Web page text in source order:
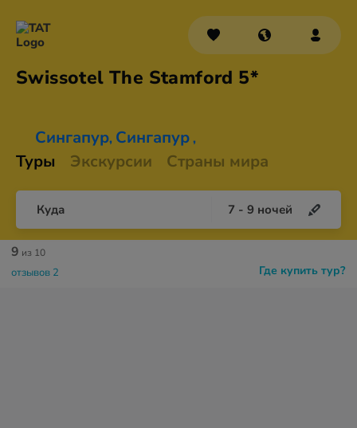
Swissotel The Stamford 5*
Сингапур, Сингапур ,
Туры Экскурсии Страны мира
Куда 7 - 9 ночей
Где купить тур?
9 из 10
отзывов 2